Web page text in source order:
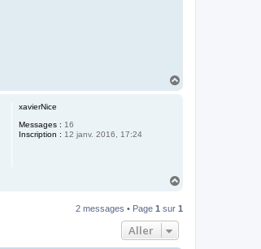
xavierNice
Messages : 16
Inscription : 12 janv. 2016, 17:24
t
2 messages • Page 1 sur 1
Aller